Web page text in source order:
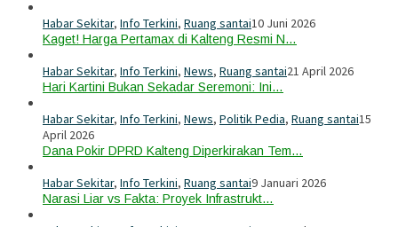
Habar Sekitar, Info Terkini, Ruang santai10 Juni 2026
Kaget! Harga Pertamax di Kalteng Resmi N…
Habar Sekitar, Info Terkini, News, Ruang santai21 April 2026
Hari Kartini Bukan Sekadar Seremoni: Ini…
Habar Sekitar, Info Terkini, News, Politik Pedia, Ruang santai15
April 2026
Dana Pokir DPRD Kalteng Diperkirakan Tem…
Habar Sekitar, Info Terkini, Ruang santai9 Januari 2026
Narasi Liar vs Fakta: Proyek Infrastrukt…